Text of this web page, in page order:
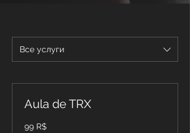
Все услуги
Aula de TRX
бразильских
99 R$